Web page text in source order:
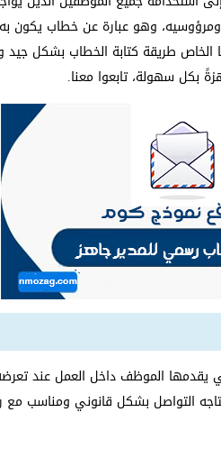
وهو عبارة عن خطاب يكون
الخاص طريقة كتابة الخطاب بشكل
بكل سهولة، تابعوا معنا.
الموظف داخل العمل عند
التواصل بشكل قانوني ومناسب